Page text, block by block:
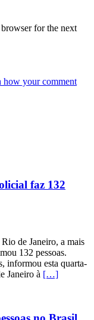
for the next
how your comment
faz 132
de Janeiro, a mais
132 pessoas.
informou esta quarta-
Janeiro à […]